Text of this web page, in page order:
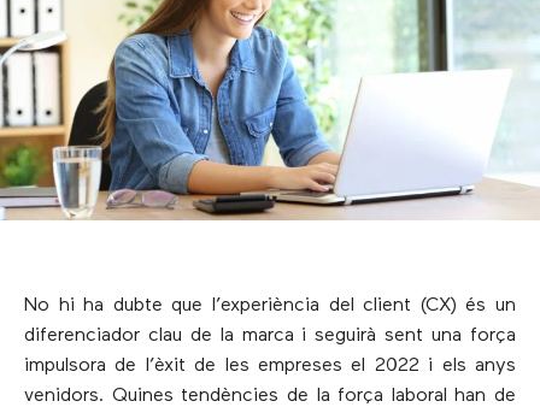
No hi ha dubte que l’experiència del client (CX) és un
diferenciador clau de la marca i seguirà sent una força
impulsora de l’èxit de les empreses el 2022 i els anys
venidors. Quines tendències de la força laboral han de